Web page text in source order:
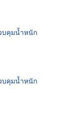
บคุมน้ำหนัก
บคุมน้ำหนัก